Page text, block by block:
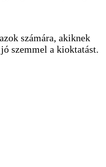
számára, akiknek
szemmel a kioktatást.